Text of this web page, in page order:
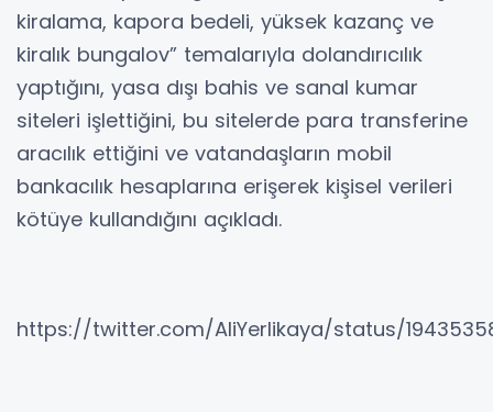
kiralama, kapora bedeli, yüksek kazanç ve
kiralık bungalov” temalarıyla dolandırıcılık
yaptığını, yasa dışı bahis ve sanal kumar
siteleri işlettiğini, bu sitelerde para transferine
aracılık ettiğini ve vatandaşların mobil
bankacılık hesaplarına erişerek kişisel verileri
kötüye kullandığını açıkladı.
https://twitter.com/AliYerlikaya/status/